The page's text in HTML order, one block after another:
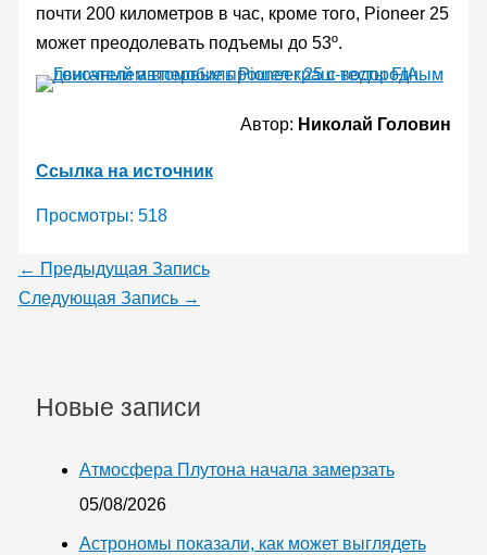
почти 200 километров в час, кроме того, Pioneer 25
может преодолевать подъемы до 53º.
Автор: Николай Головин
Ссылка на источник
Просмотры: 518
← Предыдущая Запись
Следующая Запись →
Новые записи
Атмосфера Плутона начала замерзать
05/08/2026
Астрономы показали, как может выглядеть